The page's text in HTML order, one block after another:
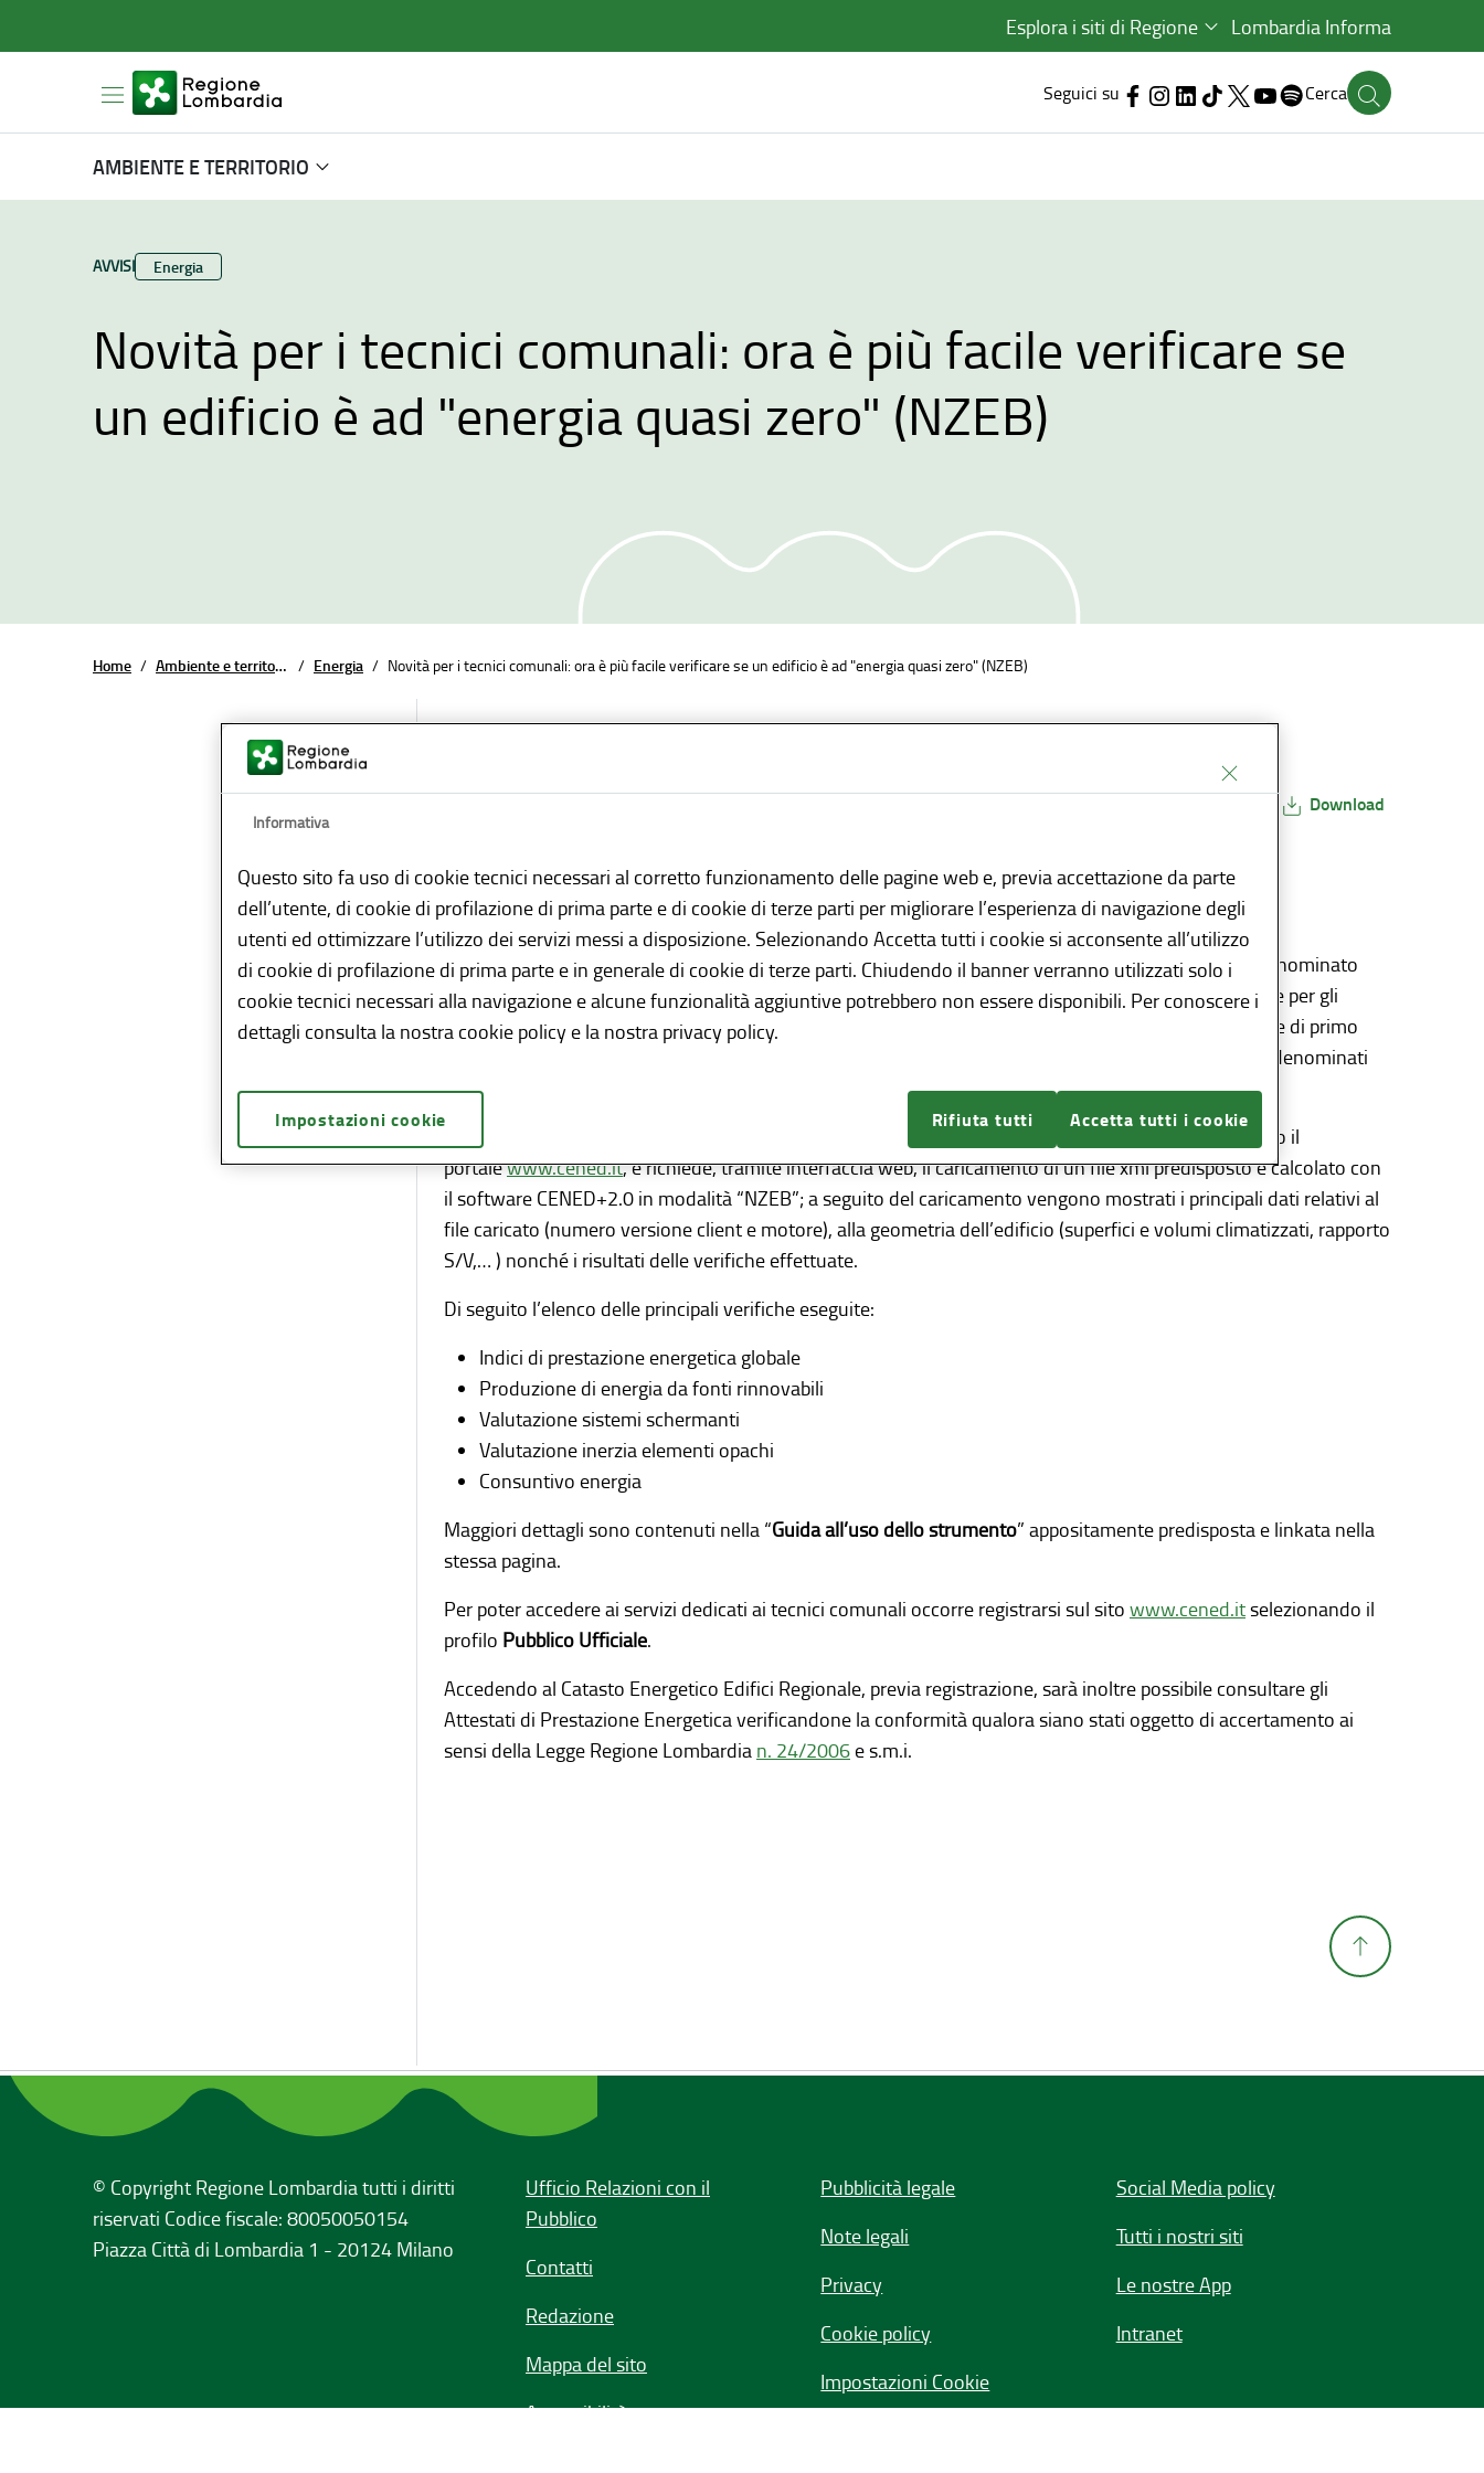
Esplora i siti di Regione Lombardia Informa
Seguici su Cerca
AMBIENTE E TERRITORIO
TIPO CONTENUTO:
AVVISI Categoria:
Energia
Novità per i tecnici comunali: ora è più facile verificare se
un edificio è ad "energia quasi zero" (NZEB)
Home / Ambiente e territorio / Energia / Novità per i tecnici comunali: ora è più facile verificare se un edificio è ad "energia quasi zero" (NZEB)
Download
In un’apposita sezione del Catasto Energetico Edifici Regionale, è stato introdotto uno strumento denominato
“Verifica Edifici NZEB” che facilita la verifica sul rispetto dei requisiti previsti dalla normativa regionale per gli
interventi edilizi che, rientrando nella casistica dei nuovi interventi o nella ristrutturazione importante di primo
livello, sono necessariamente soggetti al rispetto degli standard di efficienza energetica degli edifici denominati
“ad energia quasi zero” o “NZEB”.
, previa loro registrazione e autenticazione presso il
portalewww.cened.it, e richiede, tramite interfaccia web, il caricamento di un file xml predisposto e calcolato con
il software CENED+2.0 in modalità “NZEB”; a seguito del caricamento vengono mostrati i principali dati relativi al
file caricato (numero versione client e motore), alla geometria dell’edificio (superfici e volumi climatizzati, rapporto
S/V,… ) nonché i risultati delle verifiche effettuate.
Di seguito l’elenco delle principali verifiche eseguite:
Indici di prestazione energetica globale
Produzione di energia da fonti rinnovabili
Valutazione sistemi schermanti
Valutazione inerzia elementi opachi
Consuntivo energia
Maggiori dettagli sono contenuti nella “Guida all’uso dello strumento” appositamente predisposta e linkata nella
stessa pagina.
Per poter accedere ai servizi dedicati ai tecnici comunali occorre registrarsi sul sito www.cened.itselezionando il
profilo Pubblico Ufficiale.
Accedendo al Catasto Energetico Edifici Regionale, previa registrazione, sarà inoltre possibile consultare gli
Attestati di Prestazione Energetica verificandone la conformità qualora siano stati oggetto di accertamento ai
sensi della Legge Regione Lombardia n. 24/2006e s.m.i.
© Copyright Regione Lombardia tutti i diritti
riservati Codice fiscale: 80050050154
Piazza Città di Lombardia 1 - 20124 Milano
Ufficio Relazioni con il
Pubblico
Contatti
Redazione
Mappa del sito
Accessibilità
Pubblicità legale
Note legali
Privacy
Cookie policy
Impostazioni Cookie
Social Media policy
Tutti i nostri siti
Le nostre App
Intranet
Informativa
Questo sito fa uso di cookie tecnici necessari al corretto funzionamento delle pagine web e, previa accettazione da parte
dell’utente, di cookie di profilazione di prima parte e di cookie di terze parti per migliorare l’esperienza di navigazione degli
utenti ed ottimizzare l’utilizzo dei servizi messi a disposizione. Selezionando Accetta tutti i cookie si acconsente all’utilizzo
di cookie di profilazione di prima parte e in generale di cookie di terze parti. Chiudendo il banner verranno utilizzati solo i
cookie tecnici necessari alla navigazione e alcune funzionalità aggiuntive potrebbero non essere disponibili. Per conoscere i
dettagli consulta la nostra cookie policy e la nostra privacy policy.
Impostazioni cookie Rifiuta tutti Accetta tutti i cookie